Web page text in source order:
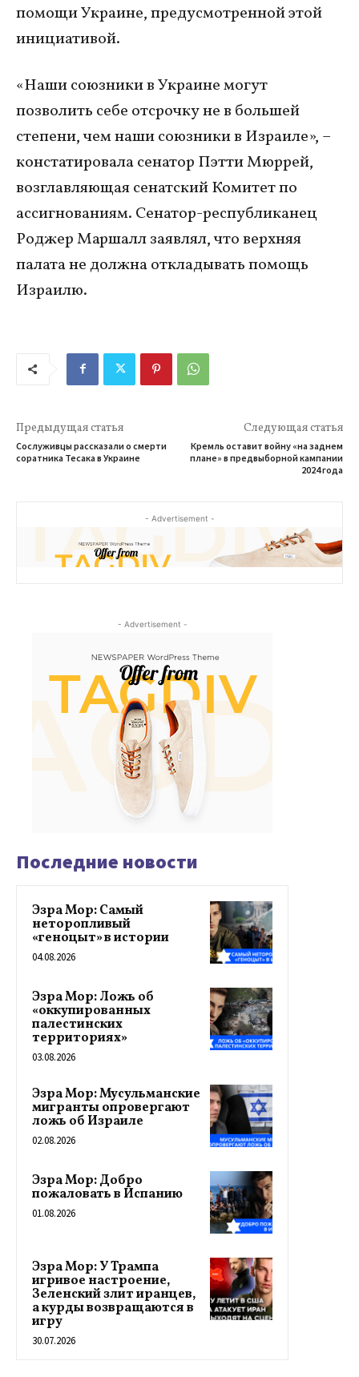
помощи Украине, предусмотренной этой
инициативой.
«Наши союзники в Украине могут
позволить себе отсрочку не в большей
степени, чем наши союзники в Израиле», –
констатировала сенатор Пэтти Мюррей,
возглавляющая сенатский Комитет по
ассигнованиям. Сенатор-республиканец
Роджер Маршалл заявлял, что верхняя
палата не должна откладывать помощь
Израилю.
Предыдущая статья
Сослуживцы рассказали о смерти
соратника Тесака в Украине
Следующая статья
Кремль оставит войну «на заднем
плане» в предвыборной кампании
2024 года
- Advertisement -
- Advertisement -
Последние новости
Эзра Мор: Самый
неторопливый
«геноцыт» в истории
04.08.2026
Эзра Мор: Ложь об
«оккупированных
палестинских
территориях»
03.08.2026
Эзра Мор: Мусульманские
мигранты опровергают
ложь об Израиле
02.08.2026
Эзра Мор: Добро
пожаловать в Испанию
01.08.2026
Эзра Мор: У Трампа
игривое настроение,
Зеленский злит иранцев,
а курды возвращаются в
игру
30.07.2026